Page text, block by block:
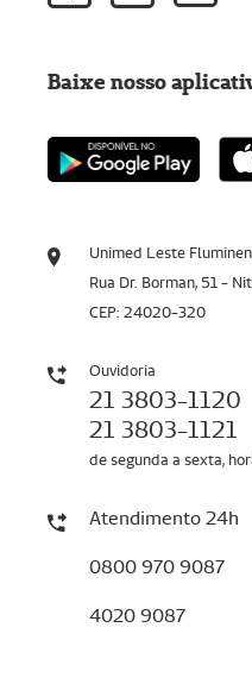
Unimed Leste
Rua Dr. Borman, 51 -
CEP: 24020-320
Ouvidoria
21 3803-1120
21 3803-1121
de segunda a sexta,
Atendimento 24h
0800 970 9087
4020 9087
Baixe nosso